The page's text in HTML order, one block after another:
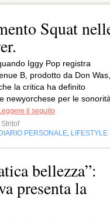
Squat
Iggy Pop registra
B, prodotto da Don Was,
la critica ha definito
newyorchese per le
il seguito
DIARIO PERSONALE LIFESTYLE
bellezza”:
presenta la